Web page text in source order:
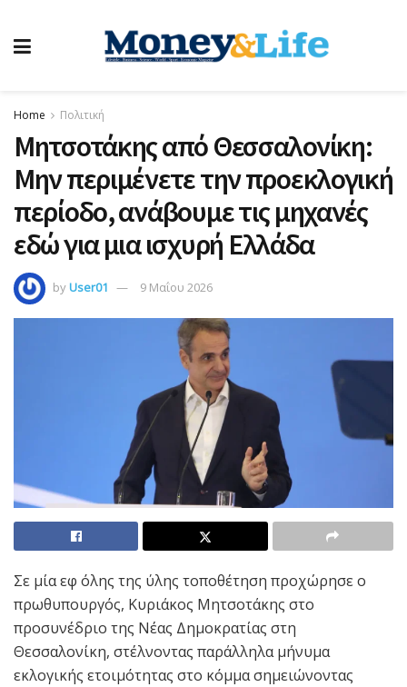
Home Πολιτική
Μητσοτάκης από Θεσσαλονίκη:
Μην περιμένετε την προεκλογική
περίοδο, ανάβουμε τις μηχανές
εδώ για μια ισχυρή Ελλάδα
byUser01 9 Μαΐου 2026
Σε μία εφ όλης της ύλης τοποθέτηση προχώρησε ο
πρωθυπουργός, Κυριάκος Μητσοτάκης στο
προσυνέδριο της Νέας Δημοκρατίας στη
Θεσσαλονίκη, στέλνοντας παράλληλα μήνυμα
εκλογικής ετοιμότητας στο κόμμα σημειώνοντας